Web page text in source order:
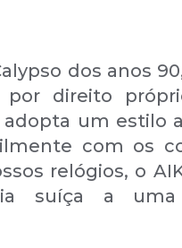
dos anos
direito
um estilo
com os
relógios, o
suíça a uma